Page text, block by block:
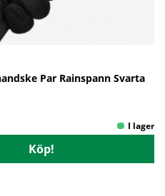
Par Rainspann Svarta
Köp!